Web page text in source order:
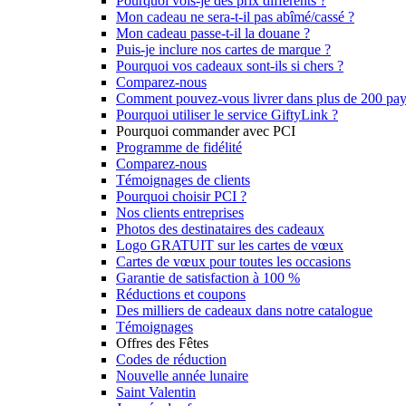
Mon cadeau ne sera-t-il pas abîmé/cassé ?
Mon cadeau passe-t-il la douane ?
Puis-je inclure nos cartes de marque ?
Pourquoi vos cadeaux sont-ils si chers ?
Comparez-nous
Comment pouvez-vous livrer dans plus de 200
Pourquoi utiliser le service GiftyLink ?
Pourquoi commander avec PCI
Programme de fidélité
Comparez-nous
Témoignages de clients
Pourquoi choisir PCI ?
Nos clients entreprises
Photos des destinataires des cadeaux
Logo GRATUIT sur les cartes de vœux
Cartes de vœux pour toutes les occasions
Garantie de satisfaction à 100 %
Réductions et coupons
Des milliers de cadeaux dans notre catalogue
Témoignages
Offres des Fêtes
Codes de réduction
Nouvelle année lunaire
Saint Valentin